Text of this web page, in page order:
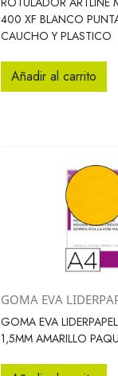
400 XF BLANCO
CAUCHO Y PLASTICO
Añadir al carrito

GOMA EVA
GOMA EVA
1,5MM AMARILLO